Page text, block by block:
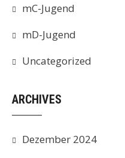
mC-Jugend
mD-Jugend
Uncategorized
ARCHIVES
Dezember 2024